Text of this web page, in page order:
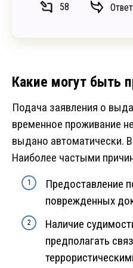
58
Какие могут быть
Подача заявления о
временное проживание
выдано автоматически.
Наиболее частыми
Предоставление
поврежденных
Наличие
предполагать